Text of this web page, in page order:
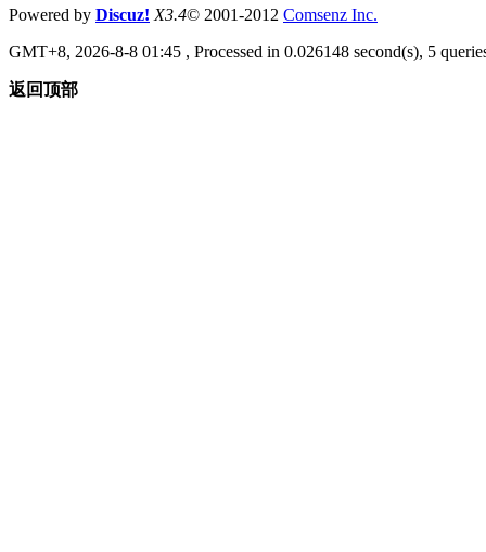
Powered by Discuz! X3.4© 2001-2012 Comsenz Inc.
GMT+8, 2026-8-8 01:45 , Processed in 0.026148 second(s), 5
返回顶部